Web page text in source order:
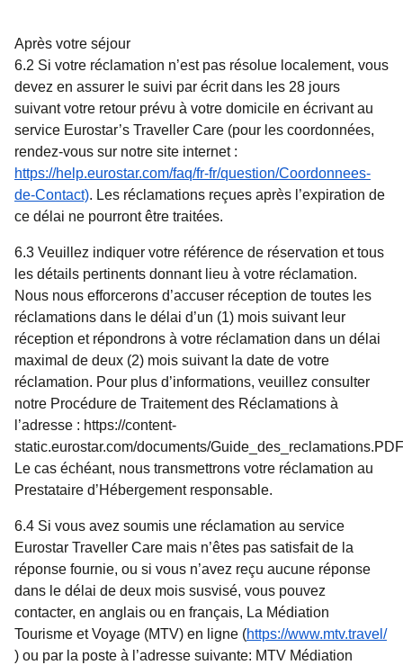
Après votre séjour
6.2 Si votre réclamation n’est pas résolue localement, vous
devez en assurer le suivi par écrit dans les 28 jours
suivant votre retour prévu à votre domicile en écrivant au
service Eurostar’s Traveller Care (pour les coordonnées,
rendez-vous sur notre site internet :
https://help.eurostar.com/faq/fr-fr/question/Coordonnees-
de-Contact). Les réclamations reçues après l’expiration de
ce délai ne pourront être traitées.
6.3 Veuillez indiquer votre référence de réservation et tous
les détails pertinents donnant lieu à votre réclamation.
Nous nous efforcerons d’accuser réception de toutes les
réclamations dans le délai d’un (1) mois suivant leur
réception et répondrons à votre réclamation dans un délai
maximal de deux (2) mois suivant la date de votre
réclamation. Pour plus d’informations, veuillez consulter
notre Procédure de Traitement des Réclamations à
l’adresse : https://content-
static.eurostar.com/documents/Guide_des_reclamations.PDF
Le cas échéant, nous transmettrons votre réclamation au
Prestataire d’Hébergement responsable.
6.4 Si vous avez soumis une réclamation au service
Eurostar Traveller Care mais n’êtes pas satisfait de la
réponse fournie, ou si vous n’avez reçu aucune réponse
dans le délai de deux mois susvisé, vous pouvez
contacter, en anglais ou en français, La Médiation
Tourisme et Voyage (MTV) en ligne (https://www.mtv.travel/
(Ouvre un nouvel onglet)
) ou par la poste à l’adresse suivante: MTV Médiation